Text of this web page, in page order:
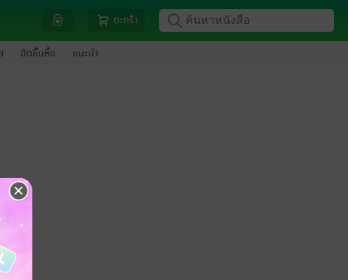
ตะกร้า
ฮิตขึ้นหิ้ง แนะนำ